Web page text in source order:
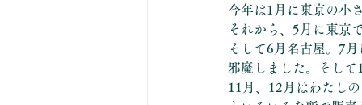
今年は1月に東京の小
それから、5月に東京
そして6月名古屋。7
邪魔しました。そし
11月、12月はわたし